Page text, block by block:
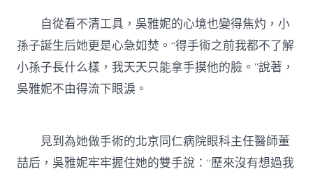
自從看不清工具，吳雅妮的心境也變得焦灼，小
孫子誕生后她更是心急如焚。“得手術之前我都不了解
小孫子長什么樣，我天天只能拿手摸他的臉。”說著，
吳雅妮不由得流下眼淚。
見到為她做手術的北京同仁病院眼科主任醫師董
喆后，吳雅妮牢牢握住她的雙手說：“歷來沒有想過我